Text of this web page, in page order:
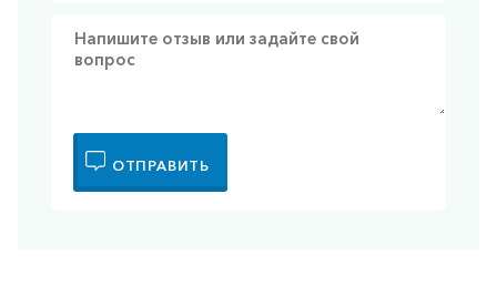
ОТПРАВИТЬ